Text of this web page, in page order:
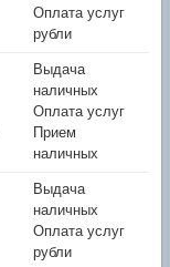
Оплата услуг
рубли
Выдача
наличных
Оплата услуг
Прием
наличных
Выдача
наличных
Оплата услуг
рубли